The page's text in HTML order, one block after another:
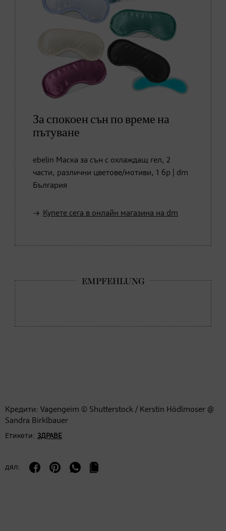
За спокоен сън по време на
пътуване
ebelin Маска за сън с охлаждащ гел, 2
части, различни цветове/мотиви, 1 бр | dm
България
Купете сега в онлайн магазина на dm
Кредити: Vagengeim © Shutterstock / Kerstin Hödlmoser @
Sandra Birklbauer
Етикети: ЗДРАВЕ
дял: